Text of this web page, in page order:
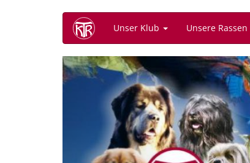
Unser Klub Unsere Rassen
Previous